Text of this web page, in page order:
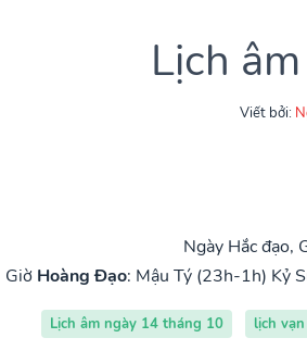
Lịch
Viết bởi:
Ngày Hắc đạo,
Giờ Hoàng Đạo: Mậu Tý (23h-1h) Kỷ
Lịch âm ngày 14 tháng 10 lịch